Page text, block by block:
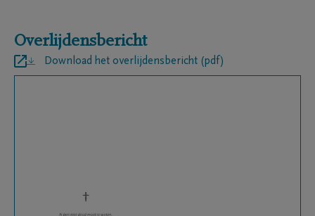
Overlijdensbericht
Download het overlijdensbericht (pdf)